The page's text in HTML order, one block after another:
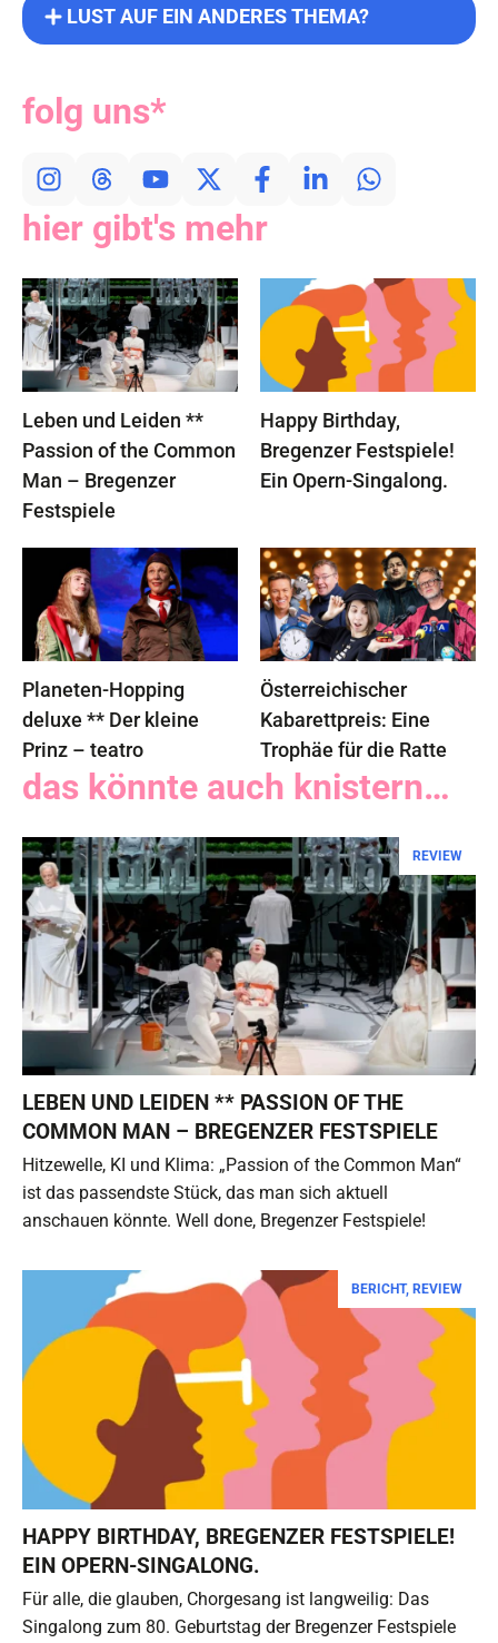
hier gibt's mehr
Leben und Leiden **
Passion of the Common
Man – Bregenzer
Festspiele
Happy Birthday,
Bregenzer Festspiele!
Ein Opern-Singalong.
Planeten-Hopping
deluxe ** Der kleine
Prinz – teatro
Österreichischer
Kabarettpreis: Eine
Trophäe für die Ratte
das könnte auch knistern…
REVIEW
LEBEN UND LEIDEN ** PASSION OF THE
COMMON MAN – BREGENZER FESTSPIELE
Hitzewelle, KI und Klima: „Passion of the Common Man“
ist das passendste Stück, das man sich aktuell
anschauen könnte. Well done, Bregenzer Festspiele!
BERICHT, REVIEW
HAPPY BIRTHDAY, BREGENZER FESTSPIELE!
EIN OPERN-SINGALONG.
Für alle, die glauben, Chorgesang ist langweilig: Das
Singalong zum 80. Geburtstag der Bregenzer Festspiele
folg uns*
LUST AUF EIN ANDERES THEMA?